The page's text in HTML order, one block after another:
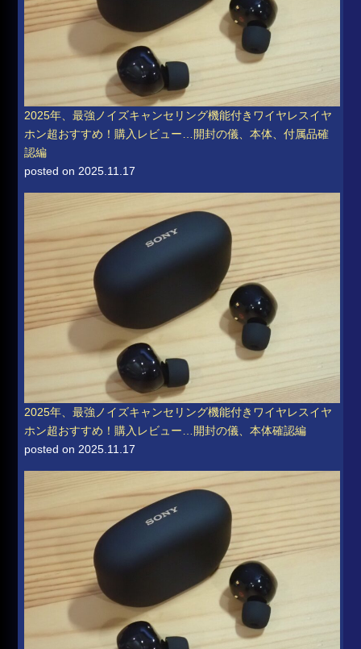
2025年、最強ノイズキャンセリング機能付きワイヤレスイヤ
ホン超おすすめ！購入レビュー…開封の儀、本体、付属品確
認編
posted on 2025.11.17
2025年、最強ノイズキャンセリング機能付きワイヤレスイヤ
ホン超おすすめ！購入レビュー…開封の儀、本体確認編
posted on 2025.11.17